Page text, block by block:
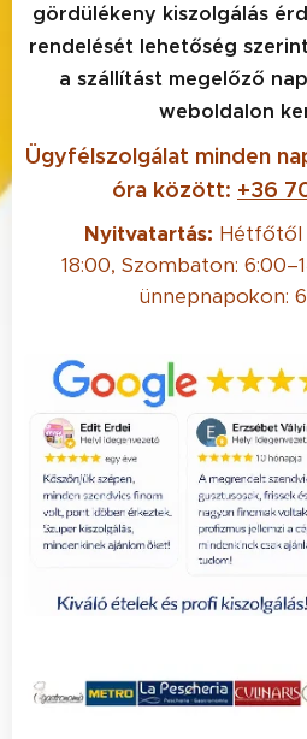
gördülékeny kiszolgálás
rendelését lehetőség
a szállítást megelőző
weboldalon
Ügyfélszolgálat minden
óra között: +36
Nyitvatartás: Hétfőtől
18:00, Szombaton:
ünnepnapokon: